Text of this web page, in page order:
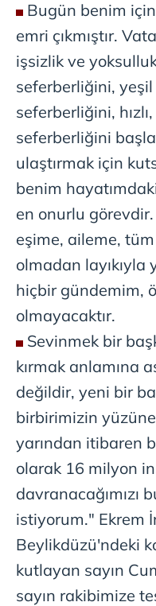
Çerezlere ilişkin
vasıtasıyla
için Ayarlar butonuna
Metnimiziziyaret
6698 sayılı Kişisel
hazırlanmış
ilgili mevzuata uygun
almak için lütfen
Bugün benim
emri çıkmıştır.
işsizlik ve
seferberliğini,
seferberliğini,
seferberliğini
ulaştırmak için
benim
en onurlu
eşime, aileme,
olmadan
hiçbir gündemim,
olmayacaktır.
Sevinmek bir
kırmak anlamına
değildir, yeni bir
birbirimizin yüzüne
yarından itibaren
olarak 16 milyon
davranacağımızı
istiyorum." Ekrem
Beylikdüzü'ndeki
kutlayan sayın
sayın rakibimize